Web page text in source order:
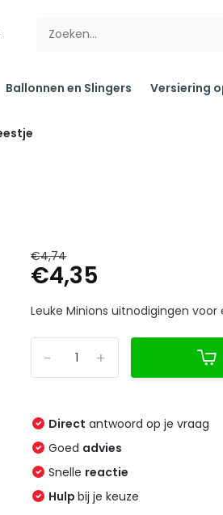
Ballonnen en Slingers Versiering
€4,74
€4,35
Leuke Minions uitnodigingen voor
+
-
Direct antwoord op je vraag
Goed advies
Snelle reactie
Hulpbij je keuze